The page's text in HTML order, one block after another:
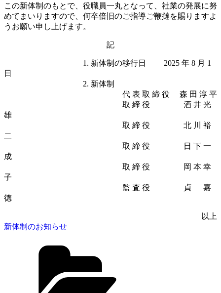
この新体制のもとで、役職員一丸となって、社業の発展に努
めてまいりますので、何卒倍旧のご指導ご鞭撻を賜りますよ
うお願い申し上げます。
記
1. 新体制の移行日 2025 年 8 月 1
日
2. 新体制
代 表 取 締 役 森 田 淳 平
取 締 役 酒 井 光
雄
取 締 役 北 川 裕
二
取 締 役 日 下 一
成
取 締 役 岡 本 幸
子
監 査 役 貞 嘉
徳
以上
新体制のお知らせ